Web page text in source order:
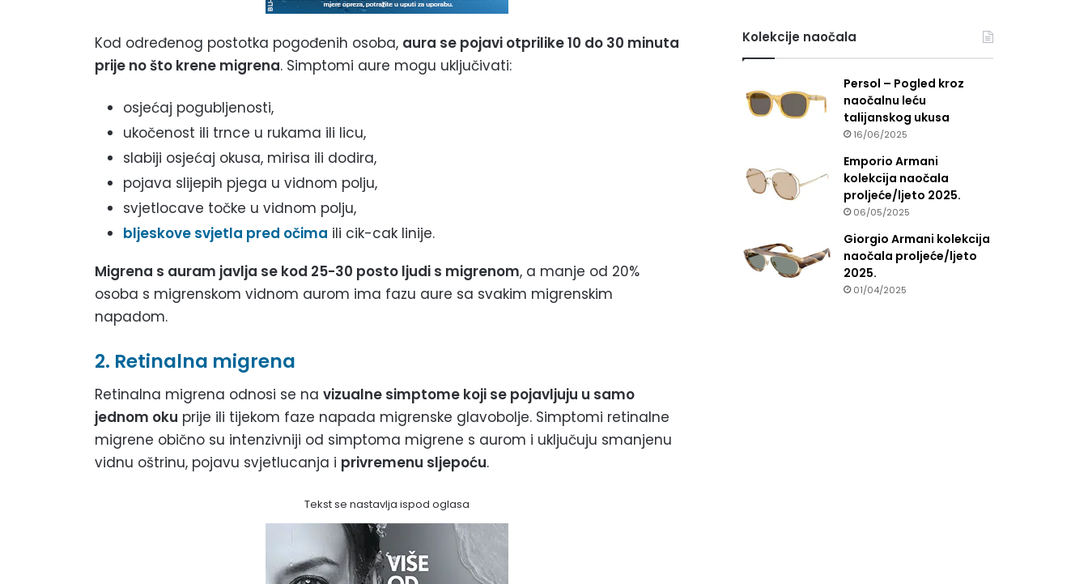
Kod određenog postotka pogođenih osoba, aura se pojavi otprilike 10 do 30 minuta
prije no što krene migrena. Simptomi aure mogu uključivati:
osjećaj pogubljenosti,
ukočenost ili trnce u rukama ili licu,
slabiji osjećaj okusa, mirisa ili dodira,
pojava slijepih pjega u vidnom polju,
svjetlocave točke u vidnom polju,
bljeskove svjetla pred očima ili cik-cak linije.
Migrena s auram javlja se kod 25-30 posto ljudi s migrenom, a manje od 20%
osoba s migrenskom vidnom aurom ima fazu aure sa svakim migrenskim
napadom.
2. Retinalna migrena
Retinalna migrena odnosi se na vizualne simptome koji se pojavljuju u samo
jednom oku prije ili tijekom faze napada migrenske glavobolje. Simptomi retinalne
migrene obično su intenzivniji od simptoma migrene s aurom i uključuju smanjenu
vidnu oštrinu, pojavu svjetlucanja i privremenu sljepoću.
Tekst se nastavlja ispod oglasa
Kolekcije naočala
Persol – Pogled kroz
naočalnu leću
talijanskog ukusa
16/06/2025
Emporio Armani
kolekcija naočala
proljeće/ljeto 2025.
06/05/2025
Giorgio Armani kolekcija
naočala proljeće/ljeto
2025.
01/04/2025